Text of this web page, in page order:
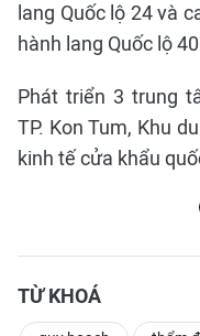
lang Quốc lộ 24 và
hành lang Quốc lộ
Phát triển 3 trung
TP. Kon Tum, Khu
kinh tế cửa khẩu
TỪ KHOÁ